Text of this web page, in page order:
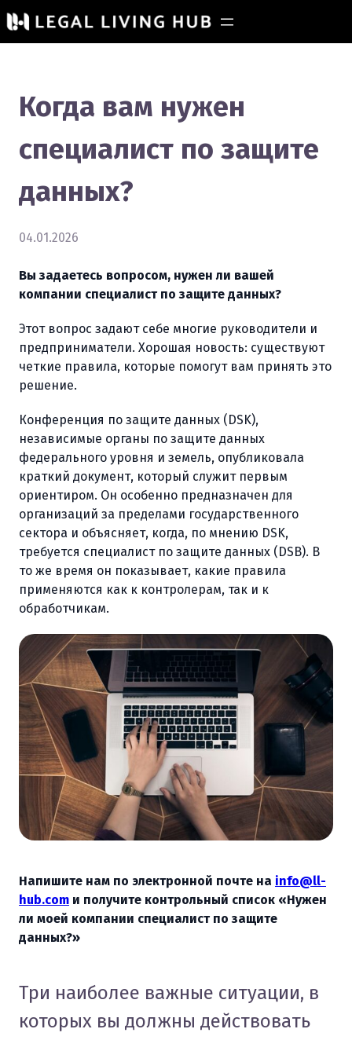
Когда вам нужен
специалист по защите
данных?
04.01.2026
Вы задаетесь вопросом, нужен ли вашей
компании специалист по защите данных?
Этот вопрос задают себе многие руководители и
предприниматели. Хорошая новость: существуют
четкие правила, которые помогут вам принять это
решение.
Конференция по защите данных (DSK),
независимые органы по защите данных
федерального уровня и земель, опубликовала
краткий документ, который служит первым
ориентиром. Он особенно предназначен для
организаций за пределами государственного
сектора и объясняет, когда, по мнению DSK,
требуется специалист по защите данных (DSB). В
то же время он показывает, какие правила
применяются как к контролерам, так и к
обработчикам.
Напишите нам по электронной почте на info@ll-
hub.com и получите контрольный список «Нужен
ли моей компании специалист по защите
данных?»
Три наиболее важные ситуации, в
которых вы должны действовать